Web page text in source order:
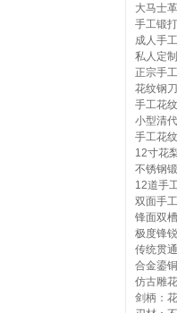
大马士
手工锻
成人手
私人定
正宗手
花纹钢
手工花
小型清
手工花
12寸花
不锈钢
12道手
双面手
锋面双
极度锋
传统贯
合金鎏
仿古雕
剑柄：